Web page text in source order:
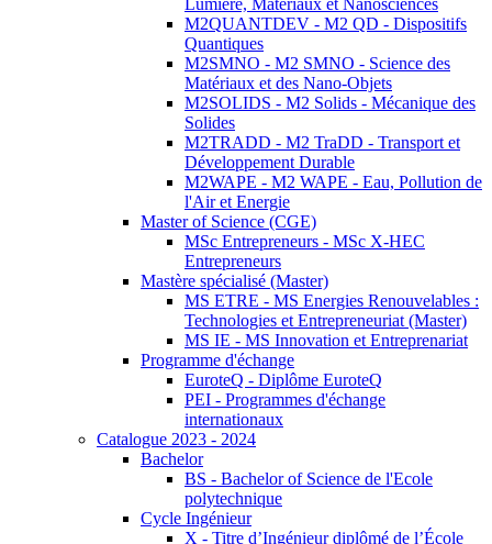
Lumière, Matériaux et Nanosciences
M2QUANTDEV - M2 QD - Dispositifs
Quantiques
M2SMNO - M2 SMNO - Science des
Matériaux et des Nano-Objets
M2SOLIDS - M2 Solids - Mécanique des
Solides
M2TRADD - M2 TraDD - Transport et
Développement Durable
M2WAPE - M2 WAPE - Eau, Pollution de
l'Air et Energie
Master of Science (CGE)
MSc Entrepreneurs - MSc X-HEC
Entrepreneurs
Mastère spécialisé (Master)
MS ETRE - MS Energies Renouvelables :
Technologies et Entrepreneuriat (Master)
MS IE - MS Innovation et Entreprenariat
Programme d'échange
EuroteQ - Diplôme EuroteQ
PEI - Programmes d'échange
internationaux
Catalogue 2023 - 2024
Bachelor
BS - Bachelor of Science de l'Ecole
polytechnique
Cycle Ingénieur
X - Titre d’Ingénieur diplômé de l’École